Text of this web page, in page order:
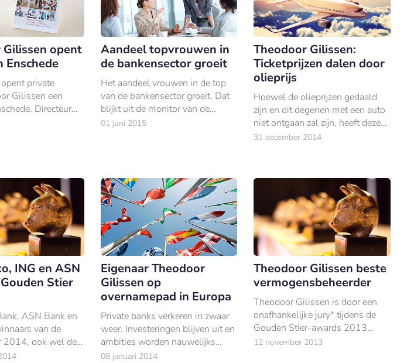
opent
Enschede
private
Gilissen een
Directeur
in Enschede
Aandeel topvrouwen in
de bankensector groeit
Het aandeel vrouwen in de top
van de bankensector groeit. Dat
blijkt uit de monitor van de
Stichting Talent naar de Top.
01 juni 2015
Theodoor Gilissen:
Ticketprijzen dalen door
olieprijs
Hoewel de olieprijzen gedaald
zijn en dit degenen met een auto
niet ontgaan zal zijn, heeft deze
daling niet direct invloed op de
31 december 2014
ING en ASN
Stier
ASN Bank en
van de
2014, ook wel de
beleggingswereld
Eigenaar Theodoor
Gilissen op
overnamepad in Europa
Private banks verkeren in zwaar
weer. Investeringen blijven uit en
ambities worden nauwelijks
uitgesproken. Maar langzaam
08 januari 2014
Theodoor Gilissen beste
vermogensbeheerder
Theodoor Gilissen is door een
onafhankelijke jury* tijdens de
Gouden Stier-awards 2013
verkozen tot beste
12 november 2013